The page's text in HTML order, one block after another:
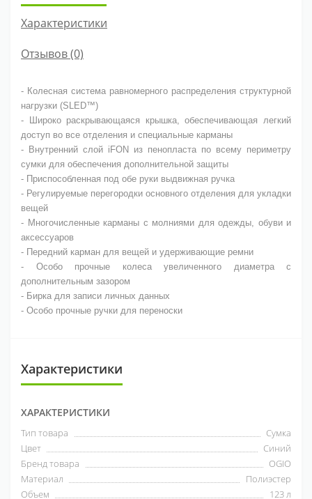
Характеристики
Отзывов (0)
- Колесная система равномерного распределения структурной
нагрузки (SLED™)
- Широко раскрывающаяся крышка, обеспечивающая легкий
доступ во все отделения и специальные карманы
- Внутренний слой iFON из пенопласта по всему периметру
сумки для обеспечения дополнительной защиты
- Приспособленная под обе руки выдвижная ручка
- Регулируемые перегородки основного отделения для укладки
вещей
- Многочисленные карманы с молниями для одежды, обуви и
аксессуаров
- Передний карман для вещей и удерживающие ремни
- Особо прочные колеса увеличенного диаметра с
дополнительным зазором
- Бирка для записи личных данных
- Особо прочные ручки для переноски
Характеристики
ХАРАКТЕРИСТИКИ
Тип товара
Сумка
Цвет
Синий
Бренд товара
OGIO
Материал
Полиэстер
Объем
123 л